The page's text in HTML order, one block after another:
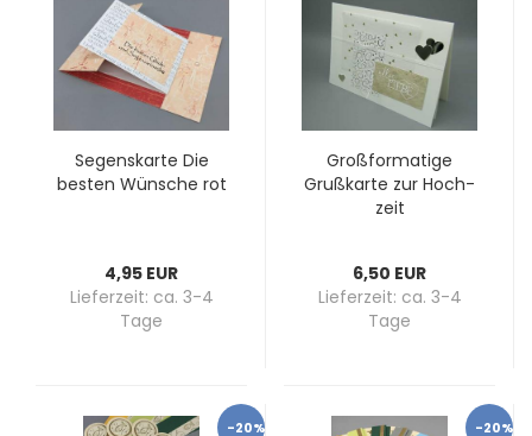
Se­gens­kar­te Die
bes­ten Wün­sche rot
4,95 EUR
Lieferzeit: ca. 3-4
Tage
Groß­for­ma­ti­ge
Gruß­kar­te zur Hoch­
zeit
6,50 EUR
Lieferzeit: ca. 3-4
Tage
-20% -20%